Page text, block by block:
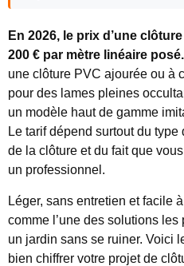
En 2026, le prix d’une
200 € par mètre linéaire posé.
une clôture PVC ajourée ou à
pour des lames pleines
un modèle haut de gamme
Le tarif dépend surtout du
de la clôture et du fait que
un professionnel.
Léger, sans entretien et facile
comme l’une des solutions
un jardin sans se ruiner. Voici
bien chiffrer votre projet de